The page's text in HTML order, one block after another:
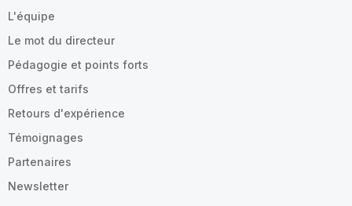
L'équipe
Le mot du directeur
Pédagogie et points forts
Offres et tarifs
Retours d'expérience
Témoignages
Partenaires
Newsletter